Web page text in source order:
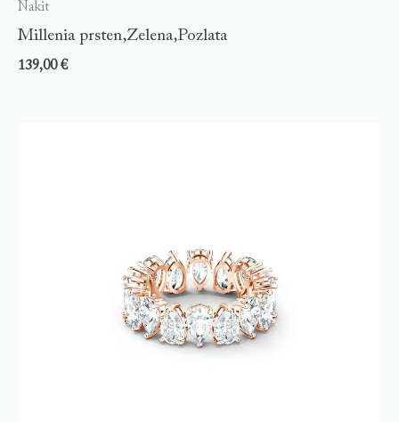
Nakit
Millenia prsten,Zelena,Pozlata
139,00€